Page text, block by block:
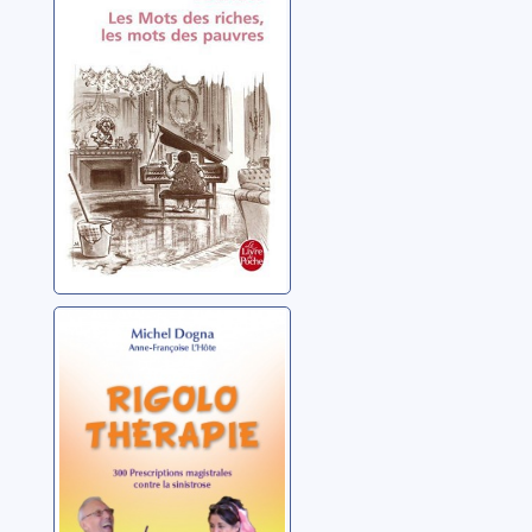
des pauvres
Fournier, Jean-Louis
Rigolo thérapie